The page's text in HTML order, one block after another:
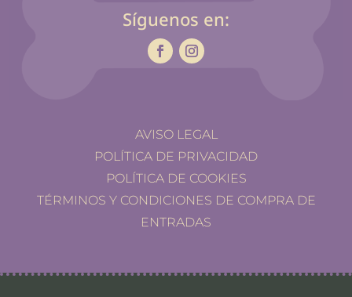
Síguenos en:
AVISO LEGAL
POLÍTICA DE PRIVACIDAD
POLÍTICA DE COOKIES
TÉRMINOS Y CONDICIONES DE COMPRA DE
ENTRADAS